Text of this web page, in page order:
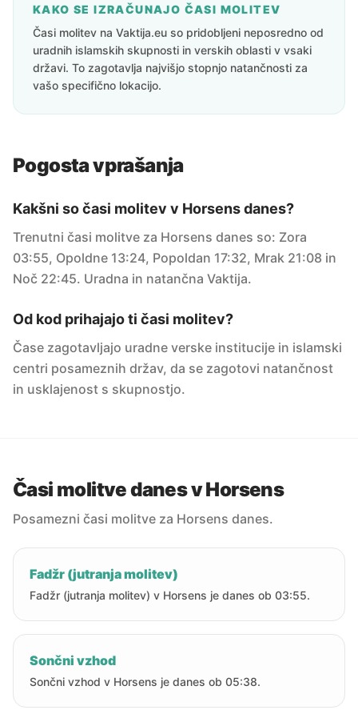
KAKO SE IZRAČUNAJO ČASI MOLITEV
Časi molitev na Vaktija.eu so pridobljeni neposredno od
uradnih islamskih skupnosti in verskih oblasti v vsaki
državi. To zagotavlja najvišjo stopnjo natančnosti za
vašo specifično lokacijo.
Pogosta vprašanja
Kakšni so časi molitev v Horsens danes?
Trenutni časi molitve za Horsens danes so: Zora
03:55, Opoldne 13:24, Popoldan 17:32, Mrak 21:08 in
Noč 22:45. Uradna in natančna Vaktija.
Od kod prihajajo ti časi molitev?
Čase zagotavljajo uradne verske institucije in islamski
centri posameznih držav, da se zagotovi natančnost
in usklajenost s skupnostjo.
Časi molitve danes v Horsens
Posamezni časi molitve za Horsens danes.
Fadžr (jutranja molitev)
Fadžr (jutranja molitev) v Horsens je danes ob 03:55.
Sončni vzhod
Sončni vzhod v Horsens je danes ob 05:38.